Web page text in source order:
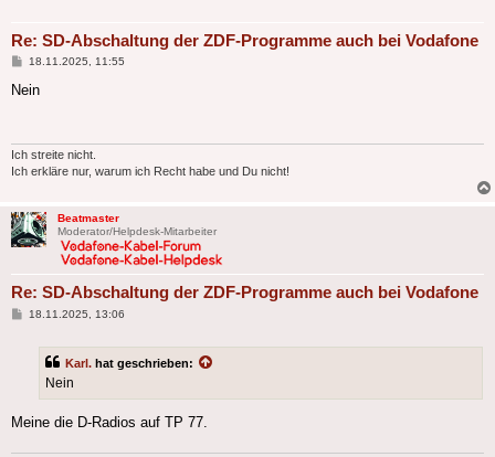
Re: SD-Abschaltung der ZDF-Programme auch bei Vodafone
Beitrag
18.11.2025, 11:55
Nein
Ich streite nicht.
Ich erkläre nur, warum ich Recht habe und Du nicht!
Beatmaster
Moderator/Helpdesk-Mitarbeiter
Re: SD-Abschaltung der ZDF-Programme auch bei Vodafone
Beitrag
18.11.2025, 13:06
Karl. hat geschrieben:
Nein
Meine die D-Radios auf TP 77.